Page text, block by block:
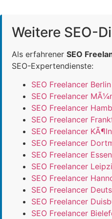
Weitere SEO-
Als erfahrener SEO
SEO-Expertendienste:
SEO Freelancer Berlin
SEO Freelancer
SEO Freelancer
SEO Freelancer
SEO Freelancer KÃ¶ln
SEO Freelancer
SEO Freelancer Essen
SEO Freelancer
SEO Freelancer
SEO Freelancer
SEO Freelancer
SEO Freelancer